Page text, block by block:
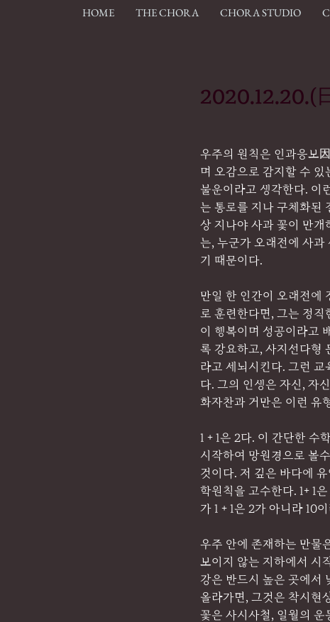
HOME THE CHORA CHORA STUDIO
2020.12.20.(
우주의 원칙은 인과응보
며 오감으로 감지할 수 있
불운이라고 생각한다. 이
는 통로를 지나 구체화된
상 지나야 사과 꽃이 만개
는, 누군가 오래전에 사과
기 때문이다.
만일 한 인간이 오래전에
로 훈련한다면, 그는 정
이 행복이며 성공이라고
록 강요하고, 사지선다형
라고 세뇌시킨다. 그런 교
다. 그의 인생은 자신, 자
화자찬과 거만은 이런 유
1 + 1은 2다. 이 간단한 수
시작하여 망원경으로 볼
것이다. 저 깊은 바다에
학원칙을 고수한다. 1+ 1
가 1 + 1은 2가 아니라 10
우주 안에 존재하는 만물
보이지 않는 지하에서 시
강은 반드시 높은 곳에서
올라가면, 그것은 착시현
꽃은 사시사철, 일월의 운